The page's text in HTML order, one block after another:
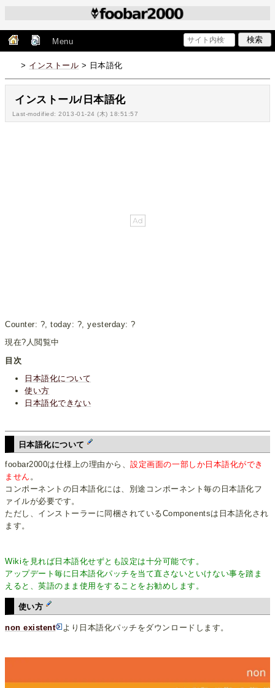
Menu
> インストール > 日本語化
インストール/日本語化
Last-modified: 2013-01-24 (木) 18:51:57
Counter: ?, today: ?, yesterday:?
現在? 人閲覧中
目次
日本語化について
使い方
日本語化できない
日本語化について
foobar2000は仕様上の理由から、設定画面の一部しか日本語化ができ
ません 。
コンポーネントの日本語化には、別途コンポーネント毎の日本語化フ
ァイルが必要です。
ただし、インストーラーに同梱されているComponentsは日本語化され
ます。
Wikiを見れば日本語化せずとも設定は十分可能です。
アップデート毎に日本語化パッチを当て直さないといけない事を踏ま
えると、英語のまま使用をすることをお勧めします。
使い方
non existent より日本語化パッチをダウンロードします。